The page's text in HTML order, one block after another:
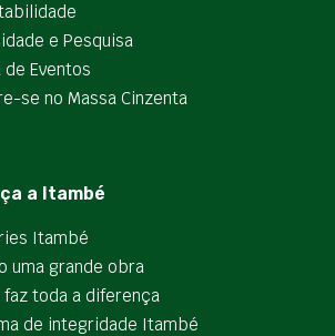
e Pesquisa
de Eventos
se no Massa Cinzenta
a Itambé
Itambé
uma grande obra
toda a diferença
de integridade Itambé